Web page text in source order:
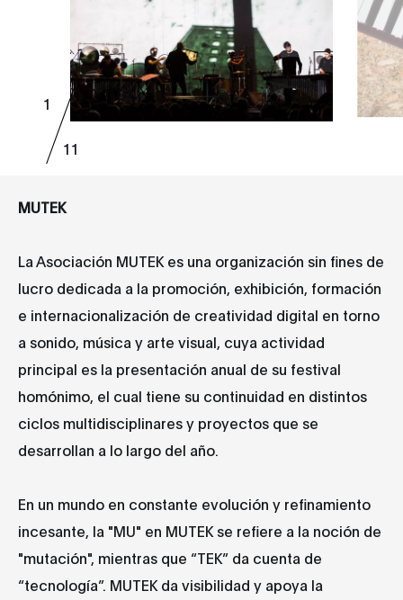
1
11
MUTEK
La Asociación MUTEK​ es una organización sin fines de
lucro dedicada a la promoción, exhibición, formación
e internacionalización de creatividad digital en torno
a sonido, música y arte visual, cuya actividad
principal es la presentación anual de su festival
homónimo, el cual tiene su continuidad en distintos
ciclos multidisciplinares y proyectos que se
desarrollan a lo largo del año.
En un mundo en constante evolución y refinamiento
incesante, la "MU" en MUTEK se refiere a la noción de
"mutación", mientras que “TEK” da cuenta de
“tecnología”. MUTEK da visibilidad y apoya la